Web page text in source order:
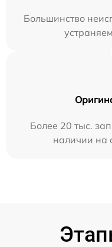
Большинство
Более 20 тыс.
наличии на